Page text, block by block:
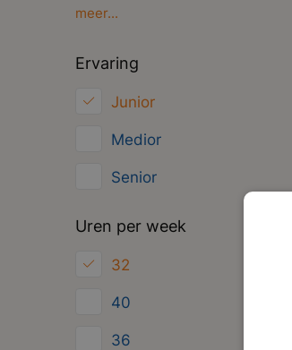
Gilze
meer...
Ervaring
Junior
Medior
Senior
Uren per week
32
40
36